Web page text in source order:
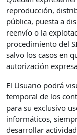
reproducción,
pública, puesta a
reenvío o la
procedimiento del
salvo los casos en
autorización
El Usuario podrá
temporal de los
para su exclusivo
informáticos,
desarrollar